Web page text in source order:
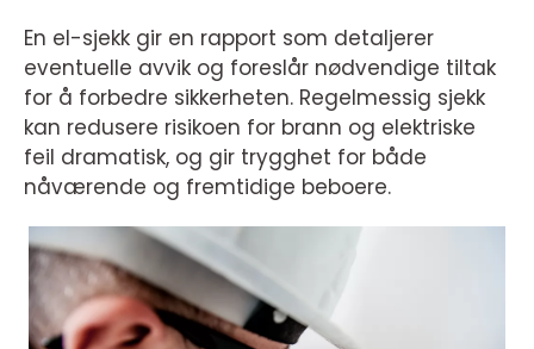
En el-sjekk gir en rapport som detaljerer
eventuelle avvik og foreslår nødvendige tiltak
for å forbedre sikkerheten. Regelmessig sjekk
kan redusere risikoen for brann og elektriske
feil dramatisk, og gir trygghet for både
nåværende og fremtidige beboere.